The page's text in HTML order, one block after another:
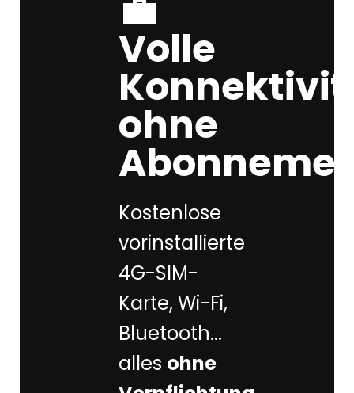
Volle
ohne
Kostenlose
vorinstallierte
4G-SIM-
Karte, Wi-Fi,
Bluetooth...
alles ohne